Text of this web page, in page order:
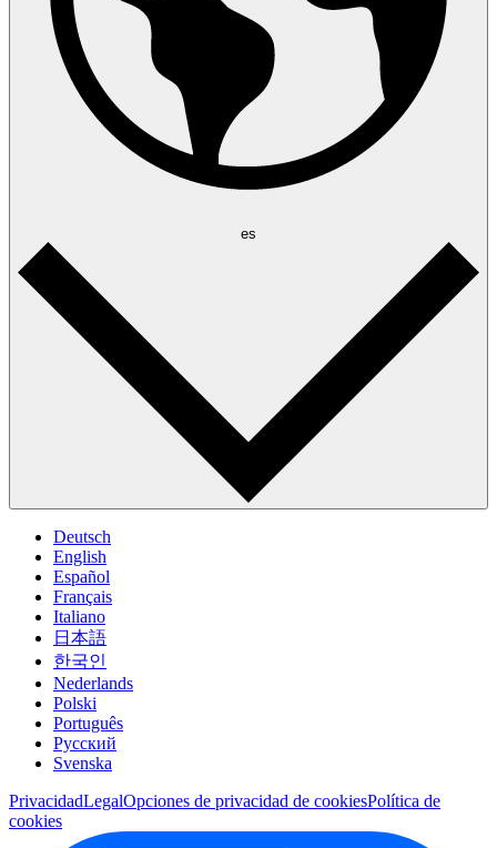
es
Deutsch
English
Español
Français
Italiano
日本語
한국인
Nederlands
Polski
Português
Pусский
Svenska
PrivacidadLegalOpciones de privacidad de cookiesPolítica de
cookies